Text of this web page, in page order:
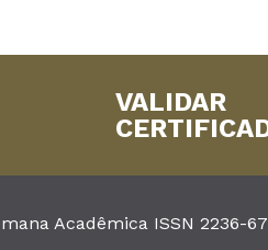
VALIDAR
Acadêmica ISSN 2236-